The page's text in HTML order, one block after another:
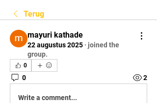
Terug
mayuri kathade
22 augustus 2025 · joined the
group.
0
0 2
Write a comment...